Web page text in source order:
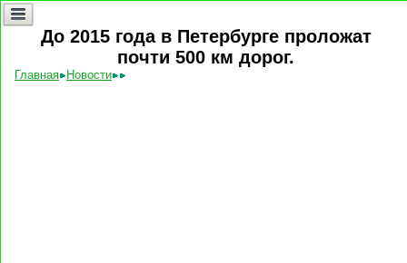
До 2015 года в Петербурге проложат
почти 500 км дорог.
Главная Новости